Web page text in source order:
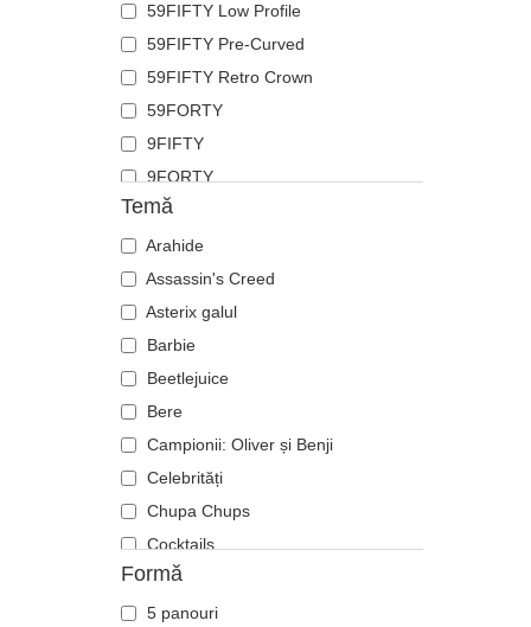
Dragon
Fenix
Flamingo
Fluture
Focă
Furnică
Ghepard
Hipopotam
Labrador retriever
Langustă
Leoaică
Leu
Libelulă
Licurici
Lup
Oaie
Panteră
Pegas
Pescăruș
59FIFTY Low Profile
59FIFTY Pre-Curved
59FIFTY Retro Crown
59FORTY
9FIFTY
9FORTY
9FORTY APEX
9FORTY M-Crown
9SEVENTY
9TWENTY
A Frame
Casual Classic
E Frame
Open Back
Runner
The 90s
The Ball
The Retro
The Snap
Temă
Arahide
Assassin's Creed
Asterix galul
Barbie
Beetlejuice
Bere
Campionii: Oliver și Benji
Celebrități
Chupa Chups
Cocktails
DC Comics
Disney
Formă
5 panouri